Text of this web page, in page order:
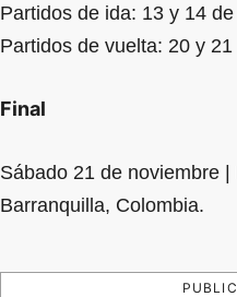
Partidos de ida: 13 y 14
Partidos de vuelta: 20 y
Final
Sábado 21 de noviembre
Barranquilla, Colombia.